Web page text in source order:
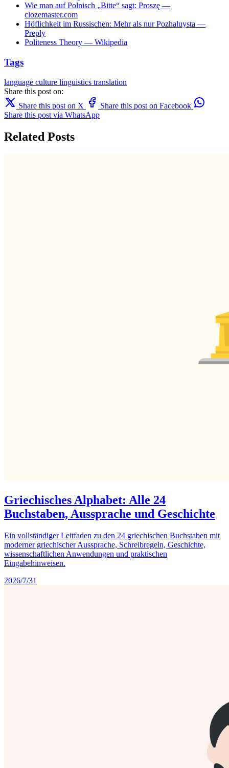
Wie man auf Polnisch „Bitte“ sagt: Proszę —
clozemaster.com
Höflichkeit im Russischen: Mehr als nur Pozhaluysta —
Preply
Politeness Theory — Wikipedia
Tags
language culture linguistics translation
Share this post on:
Share this post on X
Share this post on Facebook
Share this post via WhatsApp
Related Posts
Griechisches Alphabet: Alle 24
Buchstaben, Aussprache und Geschichte
Ein vollständiger Leitfaden zu den 24 griechischen Buchstaben mit
moderner griechischer Aussprache, Schreibregeln, Geschichte,
wissenschaftlichen Anwendungen und praktischen
Eingabehinweisen.
2026/7/31